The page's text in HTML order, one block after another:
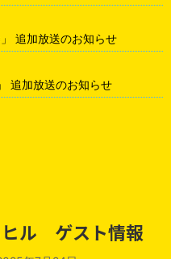
追加放送のお知らせ
追加放送のお知らせ
ル ゲスト情報